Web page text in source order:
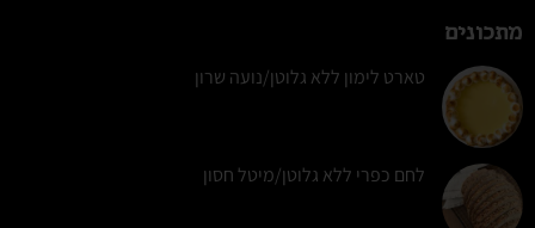
מתכונים
טארט לימון ללא גלוטן/נועה שרון
לחם כפרי ללא גלוטן/מיטל חסון